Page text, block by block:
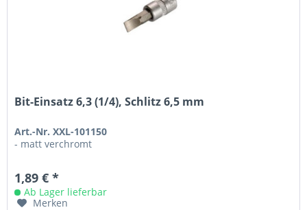
Bit-Einsatz 6,3 (1/4), Schlitz 6,5 mm
Art.-Nr. XXL-101150
- matt verchromt
1,89 € *
Ab Lager lieferbar
Merken